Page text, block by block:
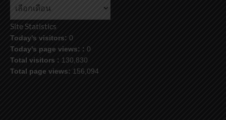
Site Statistics
Today's visitors: 0
Today's page views: : 0
Total visitors : 130,830
Total page views: 156,094